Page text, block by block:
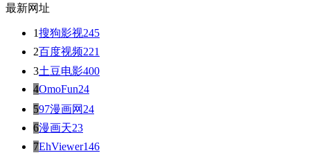
最新网址
1搜狗影视245
2百度视频221
3土豆电影400
4OmoFun24
597漫画网 24
6漫画天23
7EhViewer146